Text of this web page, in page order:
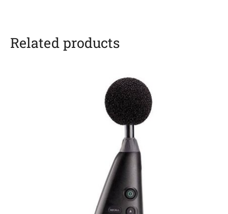
Related products